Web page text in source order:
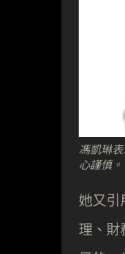
馮凱琳
心謹慎。
她又引
理、財